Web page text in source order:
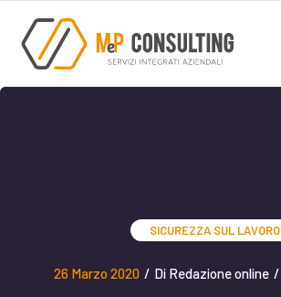
SICUREZZA SUL LAVORO
26 Marzo 2020 / Di Redazione online /